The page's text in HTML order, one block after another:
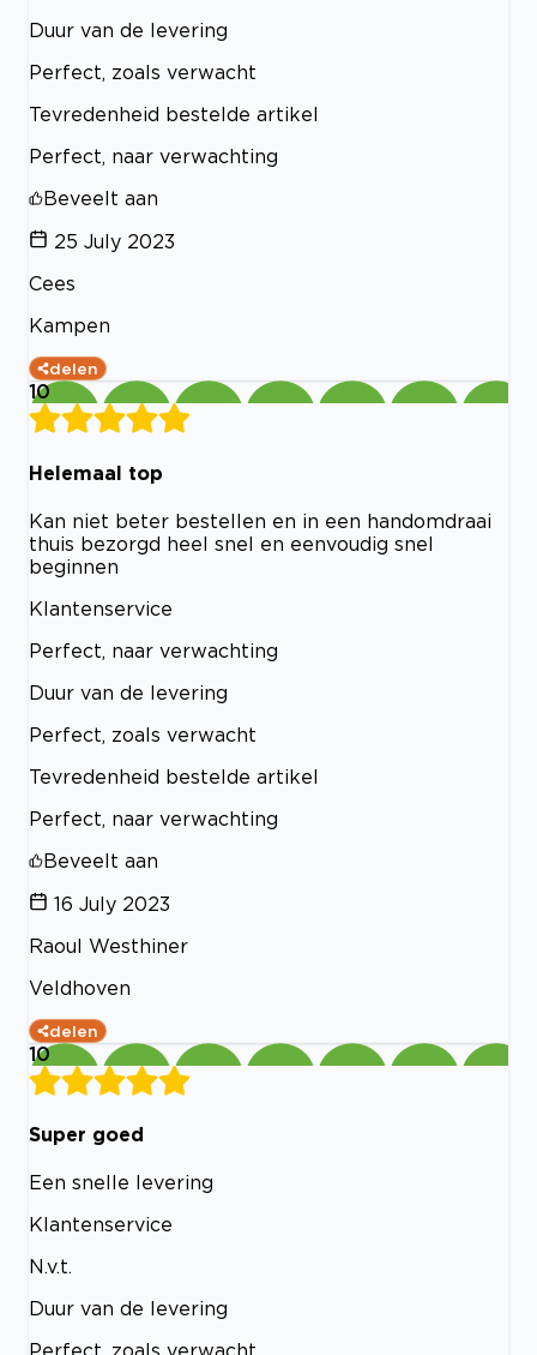
Duur van de levering
Perfect, zoals verwacht
Tevredenheid bestelde artikel
Perfect, naar verwachting
Beveelt aan
25 July 2023
Cees
Kampen
delen
10
Helemaal top
Kan niet beter bestellen en in een handomdraai
thuis bezorgd heel snel en eenvoudig snel
beginnen
Klantenservice
Perfect, naar verwachting
Duur van de levering
Perfect, zoals verwacht
Tevredenheid bestelde artikel
Perfect, naar verwachting
Beveelt aan
16 July 2023
Raoul Westhiner
Veldhoven
delen
10
Super goed
Een snelle levering
Klantenservice
N.v.t.
Duur van de levering
Perfect, zoals verwacht